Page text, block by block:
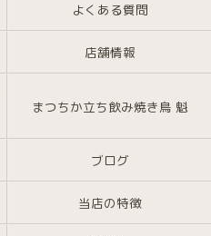
よくある質問
店舗情報
まつちか立ち飲み焼き鳥 魁
ブログ
当店の特徴